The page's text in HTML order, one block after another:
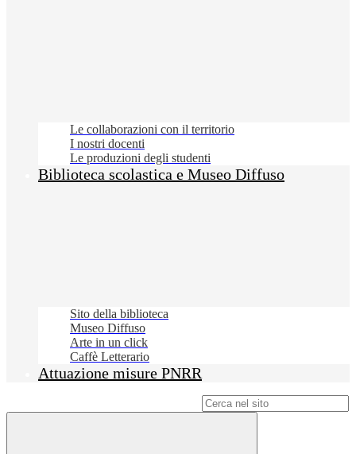
Le collaborazioni con il territorio
I nostri docenti
Le produzioni degli studenti
Biblioteca scolastica e Museo Diffuso
Sito della biblioteca
Museo Diffuso
Arte in un click
Caffè Letterario
Attuazione misure PNRR